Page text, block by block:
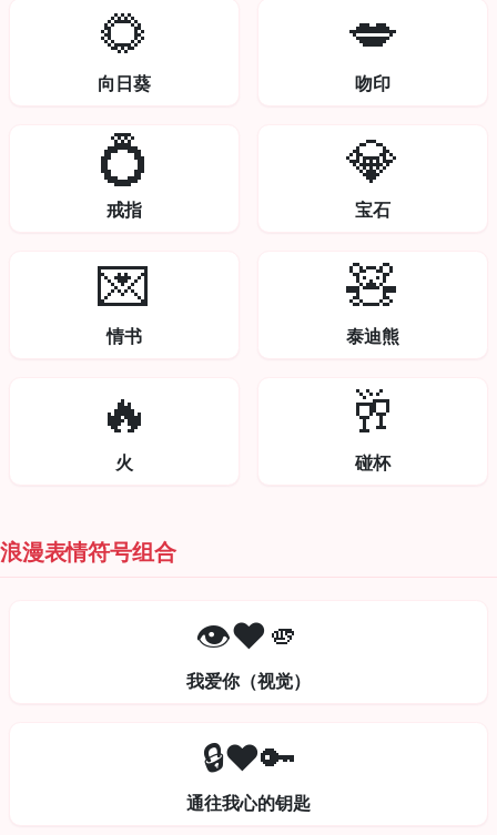
🌻
向日葵
💋
吻印
💍
戒指
💎
宝石
💌
情书
🧸
泰迪熊
🔥
火
🥂
碰杯
浪漫表情符号组合
👁️❤️🫵
我爱你（视觉）
🔒❤️🔑
通往我心的钥匙